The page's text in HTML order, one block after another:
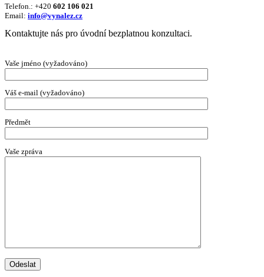
Telefon.: +420 602 106 021
Email: info@vynalez.cz
Kontaktujte nás pro úvodní bezplatnou konzultaci.
Vaše jméno (vyžadováno)
Váš e-mail (vyžadováno)
Předmět
Vaše zpráva